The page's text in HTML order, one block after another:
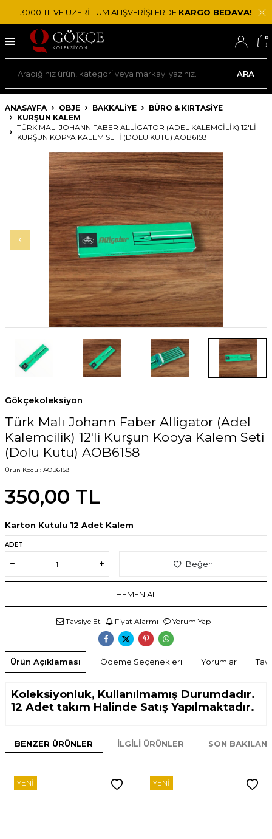
3000 TL VE ÜZERİ TÜM ALIŞVERİŞLERDE KARGO BEDAVA!
ARA
0
ANASAYFA OBJE BAKKALIYE
BÜRO & KIRTASIYE
KURŞUN KALEM
TÜRK MALI JOHANN FABER ALLIGATOR (ADEL KALEMCILIK) 12'LI
KURŞUN KOPYA KALEM SETI (DOLU KUTU) AOB6158
Gökçekoleksiyon
Türk Malı Johann Faber Alligator (Adel
Kalemcilik) 12'li Kurşun Kopya Kalem Seti
(Dolu Kutu) AOB6158
Ürün Kodu : AOB6158
350,00 TL
Karton Kutulu 12 Adet Kalem
ADET
Beğen
HEMEN AL
Tavsiye Et Fiyat Alarmı Yorum Yap
Ürün Açıklaması Ödeme Seçenekleri Yorumlar
Koleksiyonluk, Kullanılmamış Durumdadır.
12 Adet takım Halinde Satış Yapılmaktadır.
BENZER ÜRÜNLER İLGILI ÜRÜNLER SON
YENI YENI